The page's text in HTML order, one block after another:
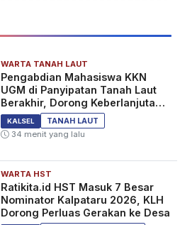
WARTA TANAH LAUT
Pengabdian Mahasiswa KKN
UGM di Panyipatan Tanah Laut
Berakhir, Dorong Keberlanjutan
Program Masyarakat
KALSEL
TANAH LAUT
34 menit yang lalu
WARTA HST
Ratikita.id HST Masuk 7 Besar
Nominator Kalpataru 2026, KLH
Dorong Perluas Gerakan ke Desa